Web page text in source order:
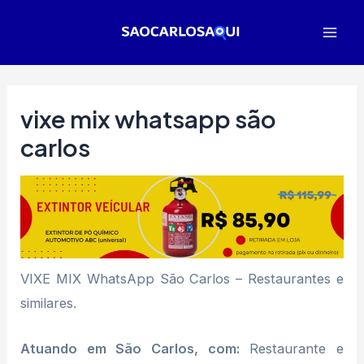
vixe mix whatsapp são
carlos
VIXE MIX WhatsApp São Carlos – Restaurantes e
similares.
Atuando em São Carlos, com: Restaurante e